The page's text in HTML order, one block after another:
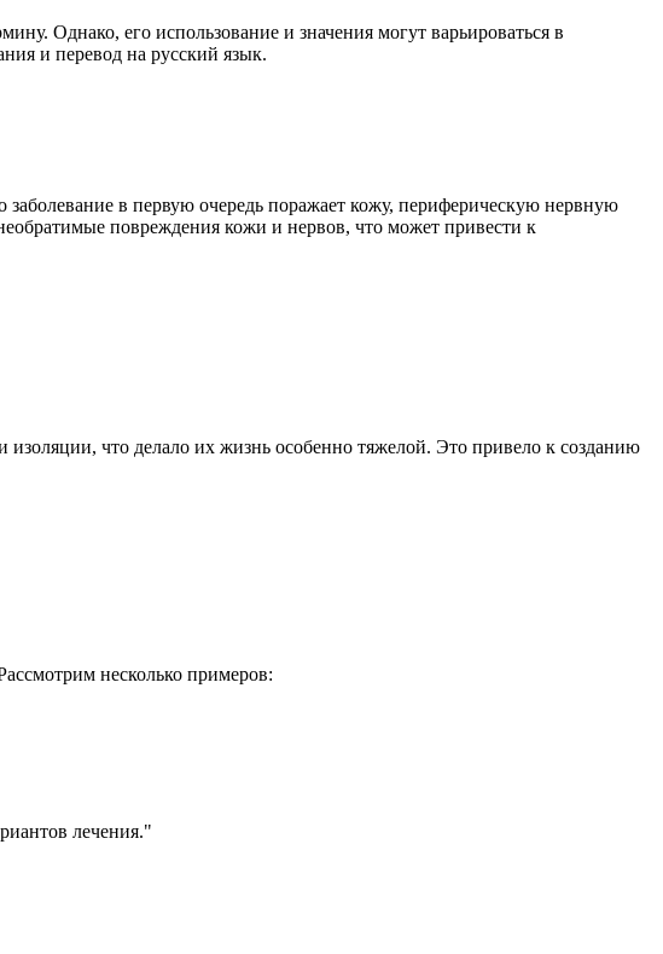
Однако, его использование и значения могут варьироваться в
и перевод на русский язык.
заболевание в первую очередь поражает кожу, периферическую нервную
повреждения кожи и нервов, что может привести к
что делало их жизнь особенно тяжелой. Это привело к созданию
несколько примеров:
лечения."